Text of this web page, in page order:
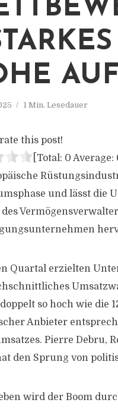
1 Min. Lesedauer
this post!
[Total: 0 Average:
und lässt die
des
Quartal erzielten
so hoch wie die
Anbieter
Pierre Debru,
den Sprung von
wird der Boom